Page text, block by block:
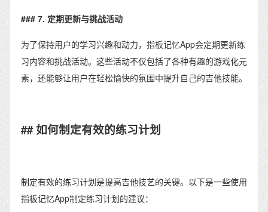
### 7. 定期更新与挑战活动
为了保持用户的学习兴趣和动力，指板记忆App会定期更新练
习内容和挑战活动。这些活动不仅包括了各种有趣的游戏化元
素，还能够让用户在轻松愉快的氛围中提升自己的吉他技能。
## 如何制定有效的练习计划
制定有效的练习计划是提高吉他技艺的关键。以下是一些使用
指板记忆App制定练习计划的建议：